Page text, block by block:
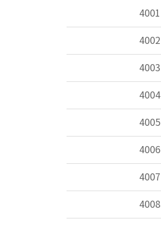
4001
4002
4003
4004
4005
4006
4007
4008